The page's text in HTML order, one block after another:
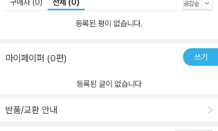
등록된 평이 없습니다.
마이페이퍼 (0편) 쓰기
등록된 글이 없습니다
반품/교환 안내